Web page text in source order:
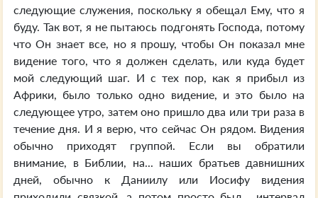
следующие служения, поскольку я обещал Ему, что я
буду. Так вот, я не пытаюсь подгонять Господа, потому
что Он знает все, но я прошу, чтобы Он показал мне
видение того, что я должен сделать, или куда будет
мой следующий шаг. И с тех пор, как я прибыл из
Африки, было только одно видение, и это было на
следующее утро, затем оно пришло два или три раза в
течение дня. И я верю, что сейчас Он рядом. Видения
обычно приходят группой. Если вы обратили
внимание, в Библии, на... наших братьев давнишних
дней, обычно к Даниилу или Иосифу видения